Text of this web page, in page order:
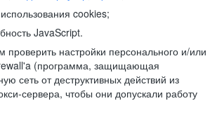
cookies;
JavaScript.
проверить настройки персонального и/или
(программа, защищающая
сеть от деструктивных действий из
сервера, чтобы они допускали работу